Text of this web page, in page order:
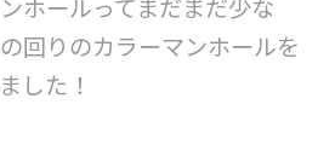
ホールってまだまだ少な
回りのカラーマンホールを
した！